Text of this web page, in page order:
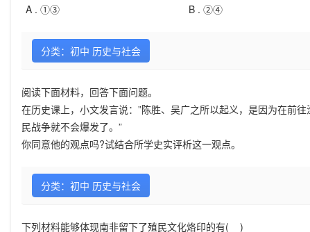
A . ①③ B . ②④
分类：初中 历史与社会
阅读下面材料，回答下面问题。
在历史课上，小文发言说：”陈胜、吴广之所以起义，是因为在前
民战争就不会爆发了。”
你同意他的观点吗?试结合所学史实评析这一观点。
分类：初中 历史与社会
下列材料能够体现南非留下了殖民文化烙印的有( )